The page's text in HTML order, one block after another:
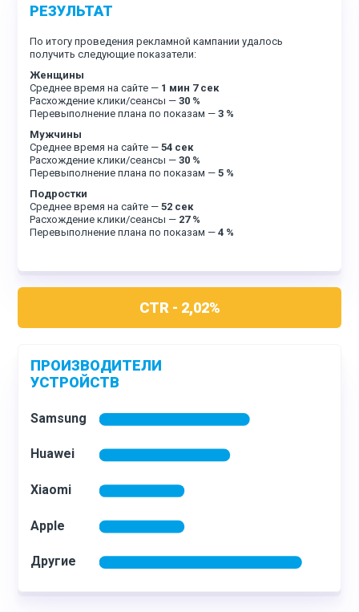
РЕЗУЛЬТАТ
По итогу проведения рекламной кампании удалось
получить следующие показатели:
Женщины
Среднее время на сайте — 1 мин 7 сек
Расхождение клики/сеансы —30 %
Перевыполнение плана по показам —3 %
Мужчины
Среднее время на сайте —54 сек
Расхождение клики/сеансы —30 %
Перевыполнение плана по показам —5 %
Подростки
Среднее время на сайте —52 сек
Расхождение клики/сеансы — 27 %
Перевыполнение плана по показам —4 %
CTR - 2,02%
ПРОИЗВОДИТЕЛИ
УСТРОЙСТВ